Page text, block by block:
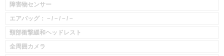
障害物センサー
エアバッグ：－/－/－/－
頸部衝撃緩和ヘッドレスト
全周囲カメラ